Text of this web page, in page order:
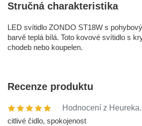
Stručná charakteristika
LED svítidlo ZONDO ST18W s
barvě teplá bílá. Toto kovové svítidlo s
chodeb nebo koupelen.
Recenze produktu
Hodnocení z
citlivé čidlo, spokojenost